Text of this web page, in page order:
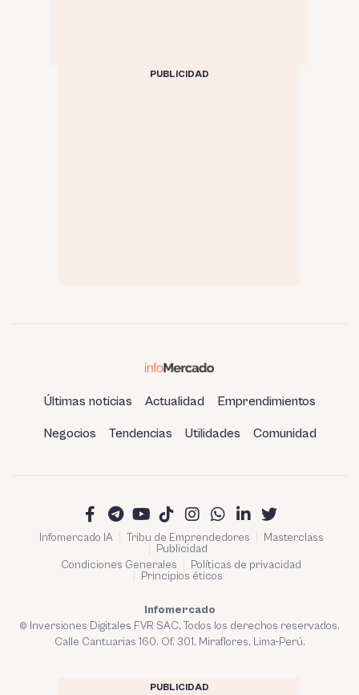
PUBLICIDAD
Últimas noticias Actualidad Emprendimientos
Negocios Tendencias Utilidades Comunidad
Infomercado IA Tribu de Emprendedores
Masterclass
Publicidad
Condiciones Generales
Políticas de privacidad
Principios éticos
Infomercado
© Inversiones Digitales FVR SAC. Todos los derechos reservados.
Calle Cantuarias 160. Of. 301. Miraflores, Lima-Perú.
PUBLICIDAD